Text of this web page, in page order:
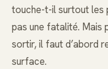
touche-t-il surtout les
pas une fatalité. Mais
sortir, il faut d’abord
surface.